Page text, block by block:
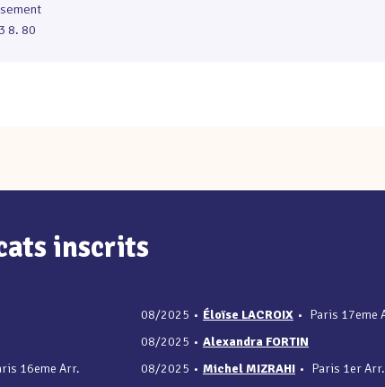
8. 80
inscrits
16eme Arr.
08/2025 • Éloïse LACROIX • Paris 17eme
08/2025 • Alexandra FORTIN
08/2025 • Michel MIZRAHI • Paris 1er Arr.